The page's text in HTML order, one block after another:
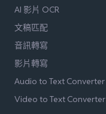
AI 影片 OCR
文稿匹配
音訊轉寫
影片轉寫
Audio to Text Converter
Video to Text Converter